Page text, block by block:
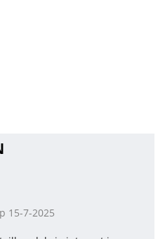
15-7-2025